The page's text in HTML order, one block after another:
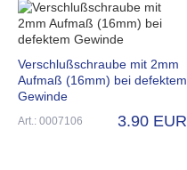
Verschlußschraube mit 2mm
Aufmaß (16mm) bei defektem
Gewinde
Art.: 0007106 3.90 EUR